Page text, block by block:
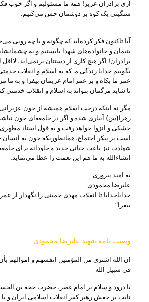
آری برادران عزیز! همه‌ ما مسئولیم و اگر خوب
سنگینی یک کوه بر دوشمان حس می‌کنیم.
آیا تاکنون فکر کرده‌اید که چگونه و با چه رویی
یتیمان و خانواده‌های شهدا بایستیم و به
برادران! اگر هیچ کاری از دستتان برنمی‌اید، لااقل
بگوییم خدایا زندگی ما که به اسلام و انقلاب
عمر ما بکاه و بر عمر امام عزیمان بیفزا و به
تا شاید مرگمان بتواند به اسلام و انقلاب خدمتی
مگر نه اینکه درخت اسلام همیشه از خون
زهرا(س) آبیاری شده و اگر در جامعه‌ای خون
خشکی و انزوا خواهد رفت و به قول استاد
است بر پیکر اجتماع، همانطوریکه خون به
شهادت نیز باعث حیاتی جدید و جاودانه برای
انشاءالله به ما هم این نعمت را عطا می‌نماید.
به امید پیروزی
علیرضا محمودی
خدایاخدایا تا انقلاب مهدی خمینی را نگهدار از
بیفزا”
وصیت نامه شهید علیرضا محمودی
ان الله اشتری من المؤمنین انفسهم و اموالهم بأن
فی سبیل الله
با درود و سلام بر امام عصر، حضرت حجة بن
نایب بر حقش رهبر کبیر انقلاب اسلامی ایران و با